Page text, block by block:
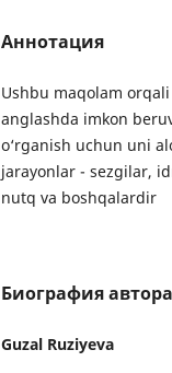
Аннотация
Ushbu maqolam
anglashda imkon
o‘rganish uchun uni
jarayonlar - sezgilar,
nutq va boshqalardir
Биография автора
Guzal Ruziyeva